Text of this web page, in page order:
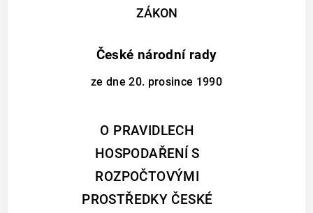
ZÁKON
České národní rady
ze dne 20. prosince 1990
O PRAVIDLECH
HOSPODAŘENÍ S
ROZPOČTOVÝMI
PROSTŘEDKY ČESKÉ